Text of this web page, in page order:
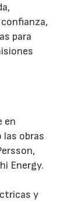
para
en
obras
Energy.
y